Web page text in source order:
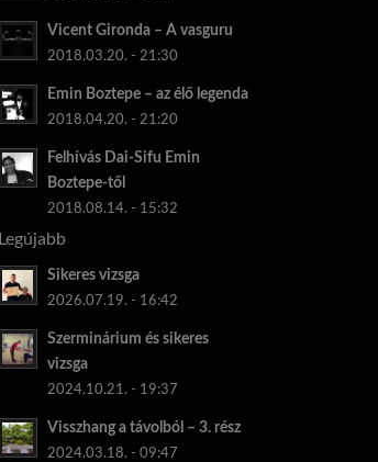
Vicent Gironda – A vasguru
2018.03.20. - 21:30
Emin Boztepe – az élő legenda
2018.04.20. - 21:20
Felhívás Dai-Sifu Emin
Boztepe-től
2018.08.14. - 15:32
Legújabb
Sikeres vizsga
2026.07.19. - 16:42
Szerminárium és sikeres
vizsga
2024.10.21. - 19:37
Visszhang a távolból – 3. rész
2024.03.18. - 09:47